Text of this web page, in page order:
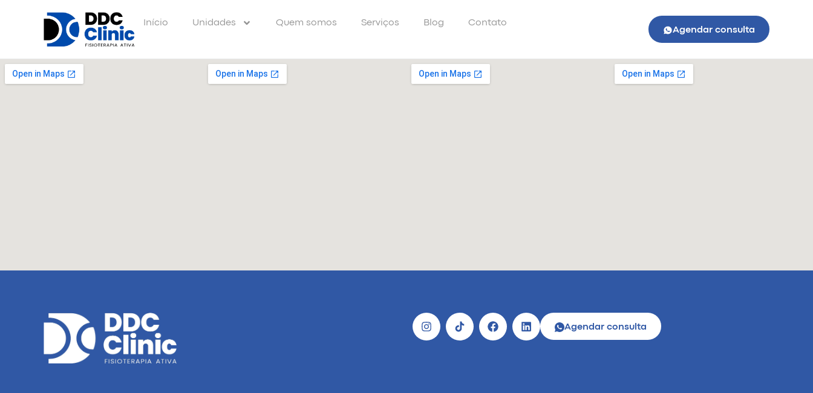
Início Unidades Quem somos Serviços Blog
Contato
Agendar consulta
Agendar consulta